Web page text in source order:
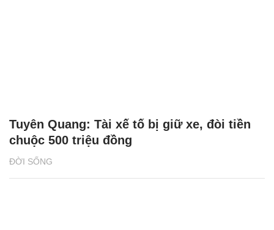
ĐỜI SỐNG
Tuyên Quang: Tài xế tố bị giữ xe, đòi tiền
chuộc 500 triệu đồng